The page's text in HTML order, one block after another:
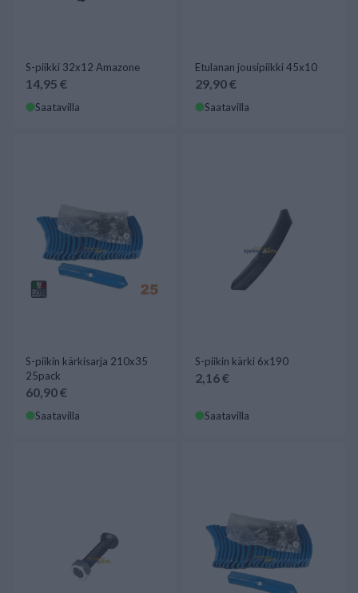
S-piikki 32x12 Amazone
14,95 €
Saatavilla
Etulanan jousipiikki 45x10
29,90 €
Saatavilla
S-piikin kärkisarja 210x35
25pack
60,90 €
Saatavilla
S-piikin kärki 6x190
2,16 €
Saatavilla